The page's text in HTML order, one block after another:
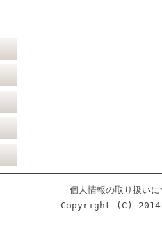
個人情報の取り扱い
Copyright (C)